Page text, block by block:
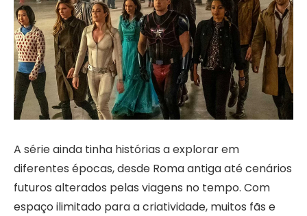
A série ainda tinha histórias a explorar em
diferentes épocas, desde Roma antiga até cenários
futuros alterados pelas viagens no tempo. Com
espaço ilimitado para a criatividade, muitos fãs e